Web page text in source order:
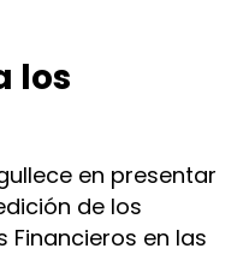
los
en presentar
de los
Financieros en las